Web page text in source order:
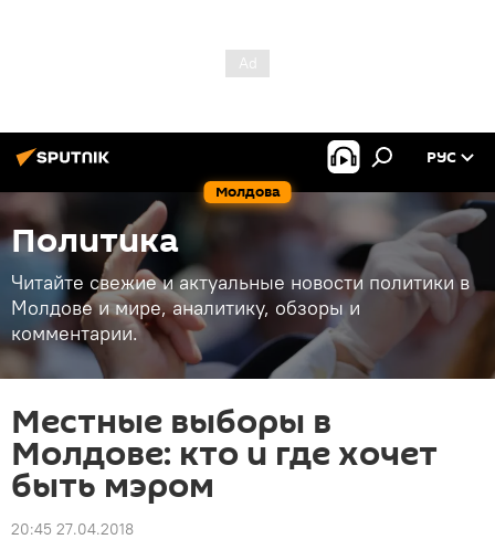
Молдова
РУС
Политика
Читайте свежие и актуальные новости политики в
Молдове и мире, аналитику, обзоры и
комментарии.
Местные выборы в
Молдове: кто и где хочет
быть мэром
20:45 27.04.2018